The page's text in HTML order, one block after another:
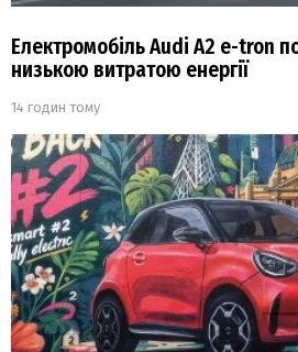
Електромобіль Audi A2 e-tron
низькою витратою енергії
14 годин тому